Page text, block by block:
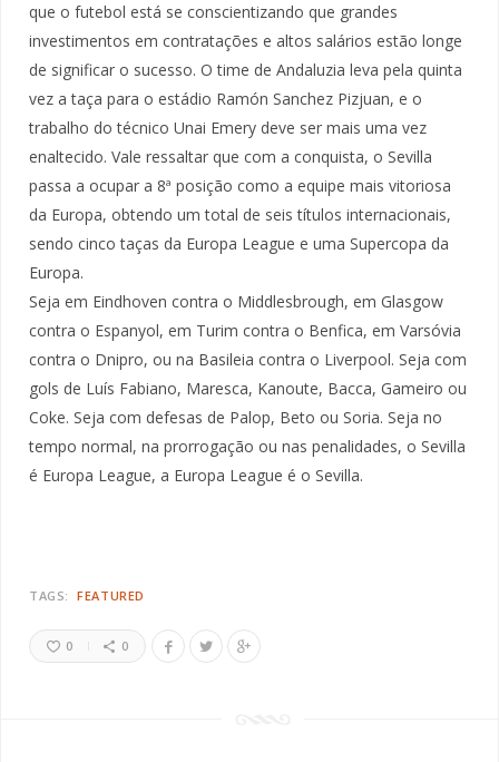
que o futebol está se conscientizando que grandes
investimentos em contratações e altos salários estão longe
de significar o sucesso. O time de Andaluzia leva pela quinta
vez a taça para o estádio Ramón Sanchez Pizjuan, e o
trabalho do técnico Unai Emery deve ser mais uma vez
enaltecido. Vale ressaltar que com a conquista, o Sevilla
passa a ocupar a 8ª posição como a equipe mais vitoriosa
da Europa, obtendo um total de seis títulos internacionais,
sendo cinco taças da Europa League e uma Supercopa da
Europa.
Seja em Eindhoven contra o Middlesbrough, em Glasgow
contra o Espanyol, em Turim contra o Benfica, em Varsóvia
contra o Dnipro, ou na Basileia contra o Liverpool. Seja com
gols de Luís Fabiano, Maresca, Kanoute, Bacca, Gameiro ou
Coke. Seja com defesas de Palop, Beto ou Soria. Seja no
tempo normal, na prorrogação ou nas penalidades, o Sevilla
é Europa League, a Europa League é o Sevilla.
TAGS: FEATURED
0 0